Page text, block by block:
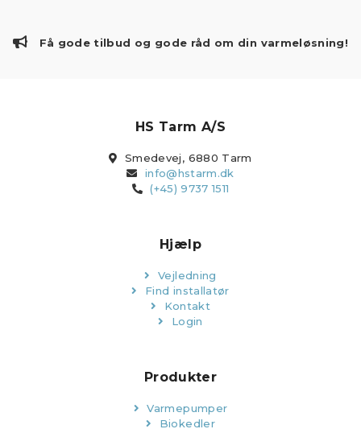
Få gode tilbud og gode råd om din varmeløsning!
HS Tarm A/S
Smedevej, 6880 Tarm
info@hstarm.dk
(+45) 9737 1511
Hjælp
Vejledning
Find installatør
Kontakt
Login
Produkter
Varmepumper
Biokedler